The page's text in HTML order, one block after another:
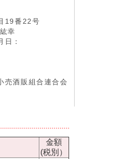
19番22号
幸
日：
売酒販組合連合会
金額
(税別）